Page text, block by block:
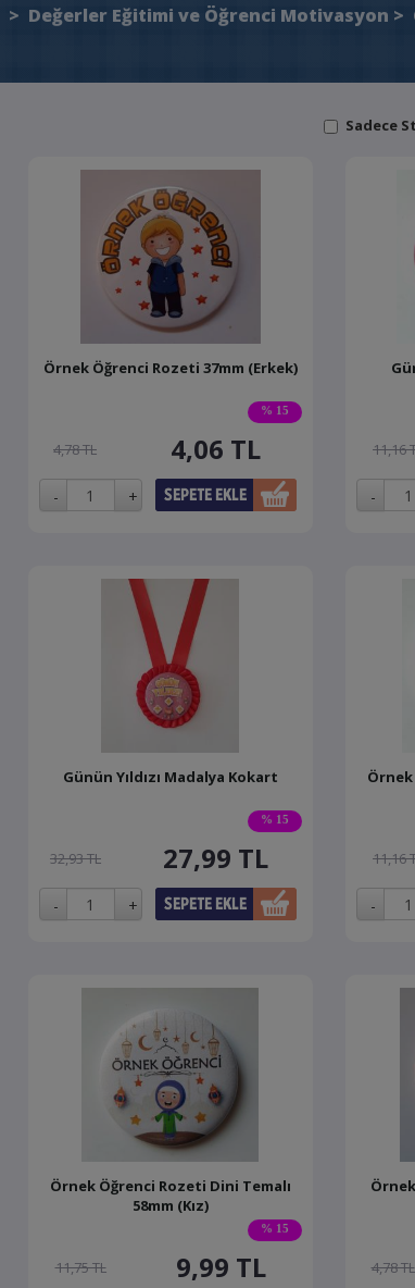
> Değerler Eğitimi ve Öğrenci Motivasyon >
Sadece
% 15
Örnek Öğrenci Rozeti 37mm (Erkek)
4,78 TL 4,06 TL 11,16
% 15
Günün Yıldızı Madalya Kokart
32,93 TL 27,99 TL
Örnek
11,16
% 15
Örnek Öğrenci Rozeti Dini Temalı
58mm (Kız)
11,75 TL 9,99 TL 4,78 TL